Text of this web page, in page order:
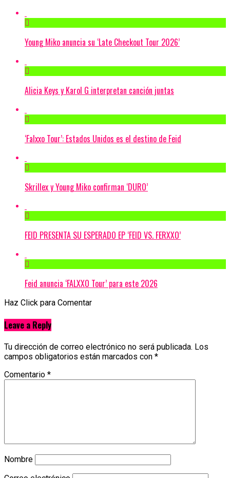
Young Miko anuncia su ‘Late Checkout Tour 2026’
Alicia Keys y Karol G interpretan canción juntas
‘Falxxo Tour’: Estados Unidos es el destino de Feid
Skrillex y Young Miko confirman ‘DURO’
FEID PRESENTA SU ESPERADO EP ‘FEID VS. FERXXO’
Feid anuncia ‘FALXXO Tour’ para este 2026
Haz Click para Comentar
Leave a Reply
Tu dirección de correo electrónico no será publicada. Los
campos obligatorios están marcados con *
Comentario *
Nombre